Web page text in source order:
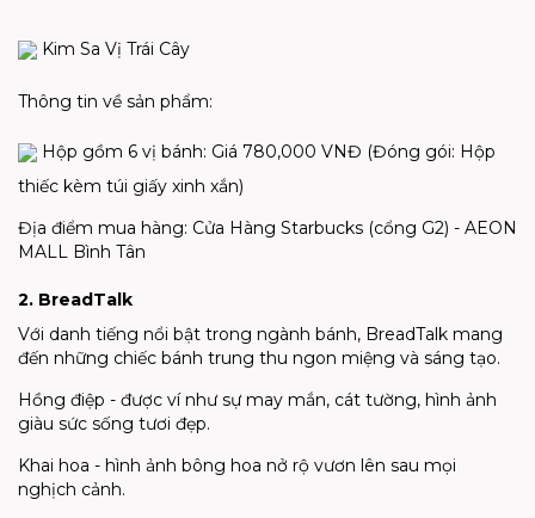
Kim Sa Vị Trái Cây​
Thông tin về sản phẩm:​
Hộp gồm 6 vị bánh: Giá 780,000 VNĐ (Đóng gói: Hộp
thiếc kèm túi giấy xinh xắn)​
Địa điểm mua hàng: Cửa Hàng Starbucks (cổng G2) - AEON
MALL Bình Tân
2. BreadTalk
Với danh tiếng nổi bật trong ngành bánh, BreadTalk mang
đến những chiếc bánh trung thu ngon miệng và sáng tạo.
Hồng điệp - được ví như sự may mắn, cát tường, hình ảnh
giàu sức sống tươi đẹp.
Khai hoa - hình ảnh bông hoa nở rộ vươn lên sau mọi
nghịch cảnh.